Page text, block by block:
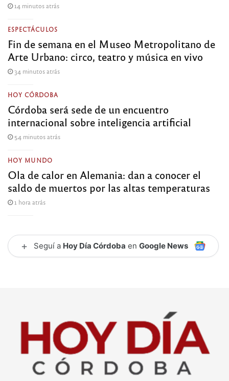
14 minutos atrás
ESPECTÁCULOS
Fin de semana en el Museo Metropolitano de
Arte Urbano: circo, teatro y música en vivo
34 minutos atrás
HOY CÓRDOBA
Córdoba será sede de un encuentro
internacional sobre inteligencia artificial
54 minutos atrás
HOY MUNDO
Ola de calor en Alemania: dan a conocer el
saldo de muertos por las altas temperaturas
1 hora atrás
+ Seguí a Hoy Día Córdoba en Google News